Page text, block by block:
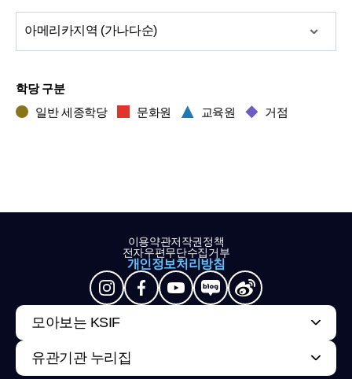
아메리카지역 (가나다순)
학당 구분
일반 세종학당
문화원 교육원 거점
이용약관저작권정책
전자우편무단수집거부
개인정보처리방침
모아보는 KSIF
유관기관 누리집